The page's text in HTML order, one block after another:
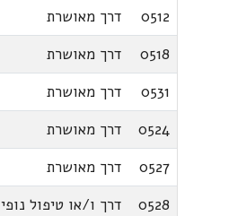
0512
דרך מאושרת
0518
דרך מאושרת
0531
דרך מאושרת
0524
דרך מאושרת
0527
דרך מאושרת
0528
דרך ו/או טיפול נופי